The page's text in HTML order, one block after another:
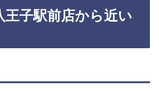
王子駅前店から近い